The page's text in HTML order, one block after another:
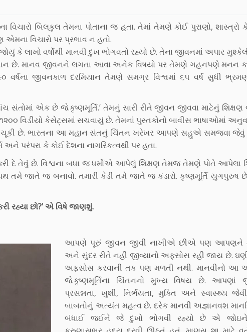
બિલકુલ તેમના પોતાના જ હતા. તેમાં તેમણે કોઈ પુરાણો, શાસ્ત્રો
એમના વિચારો પર પ્રભાવ ન હતો.
કે લાખો વર્ષોથી માનવી દુખ ભોગવતો રહ્યો છે. તેના જીવનમાં અપાર
છે. માનવ જીવનને લગતા આવા અનેક વિષયો પર તેમણે ગહનપણે મનન
વર્ષના જીવનકાળ દરમિયાન તેમણે સમગ્ર વિશ્વમાં ૬૫ વર્ષ સુધી
સંતોમાં એક છે જે.કૃષ્ણમૂર્તિ.’ તેમનું સારી રીતે જીવન જીવવા માટેનું શિક્ષણ
વિડીયો કેસેટ્સમાં સચવાયું છે. તેમનાં પુસ્તકોનો બાવીસ ભાષાઓમાં
ચૂકી છે. ભારતના આ મહાન સંતનું ચિંતન ખરેખર આપણે સહુએ સમજવા
પરંપરા કે કોઈ દેશના નાગરિકત્વથી પર હતા.
દે તેવું છે. વિશ્વના બધા જ ધર્મોએ આપેલું શિક્ષણ તેમજ તેમણે પોતે આપેલા
તમે જાતે જ બનાવો. તમારી કેડી તમે જાતે જ કંડારો. કૃષ્ણમૂર્તિ યુગપુરુષ
રહ્યા છો?’ એ વિષે જાણશું.
આપણે પૂરું જીવન જીવી નાખીએ છીએ પણ આપણને
અને સુંદર રીતે નહીં જીવ્યાનો અફસોસ રહી જાય છે.
અફસોસ કરવાની તક પણ મળતી નથી. માનવીનો આ
જે.કૃષ્ણમૂર્તિના ચિંતનનો મુખ્ય વિષય છે. આપણાં
પ્રસન્નતા, ખુશી, નિર્ભયતા, મુક્તિ અને સ્વાસ્થ્ય
બાબતોનું અત્યંત મહત્વ છે. દરેક માનવી અજ્ઞાનવશ
બંધાઈ જઈને જે દુખો ભોગવી રહ્યો છે એ